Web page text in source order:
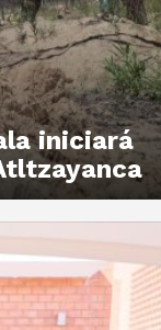
iniciará